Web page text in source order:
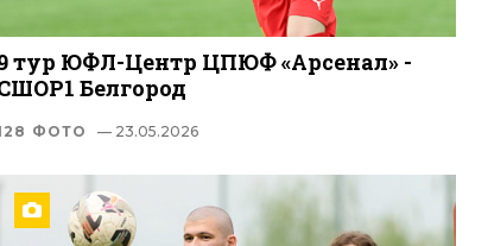
тур ЮФЛ-Центр ЦПЮФ «Арсенал» -
Белгород
ФОТО — 23.05.2026